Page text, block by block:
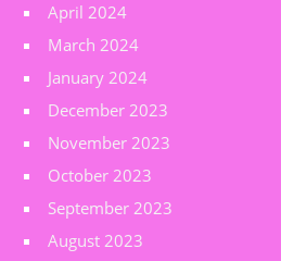
April 2024
March 2024
January 2024
December 2023
November 2023
October 2023
September 2023
August 2023